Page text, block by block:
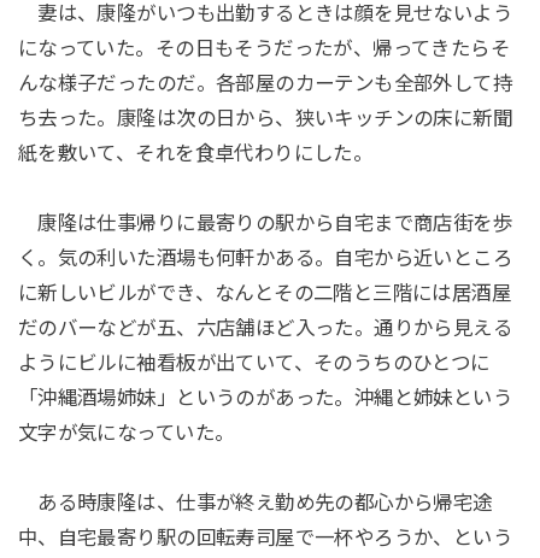
妻は、康隆がいつも出勤するときは顔を見せないよう
になっていた。その日もそうだったが、帰ってきたらそ
んな様子だったのだ。各部屋のカーテンも全部外して持
ち去った。康隆は次の日から、狭いキッチンの床に新聞
紙を敷いて、それを食卓代わりにした。
康隆は仕事帰りに最寄りの駅から自宅まで商店街を歩
く。気の利いた酒場も何軒かある。自宅から近いところ
に新しいビルができ、なんとその二階と三階には居酒屋
だのバーなどが五、六店舗ほど入った。通りから見える
ようにビルに袖看板が出ていて、そのうちのひとつに
「沖縄酒場姉妹」というのがあった。沖縄と姉妹という
文字が気になっていた。
ある時康隆は、仕事が終え勤め先の都心から帰宅途
中、自宅最寄り駅の回転寿司屋で一杯やろうか、という